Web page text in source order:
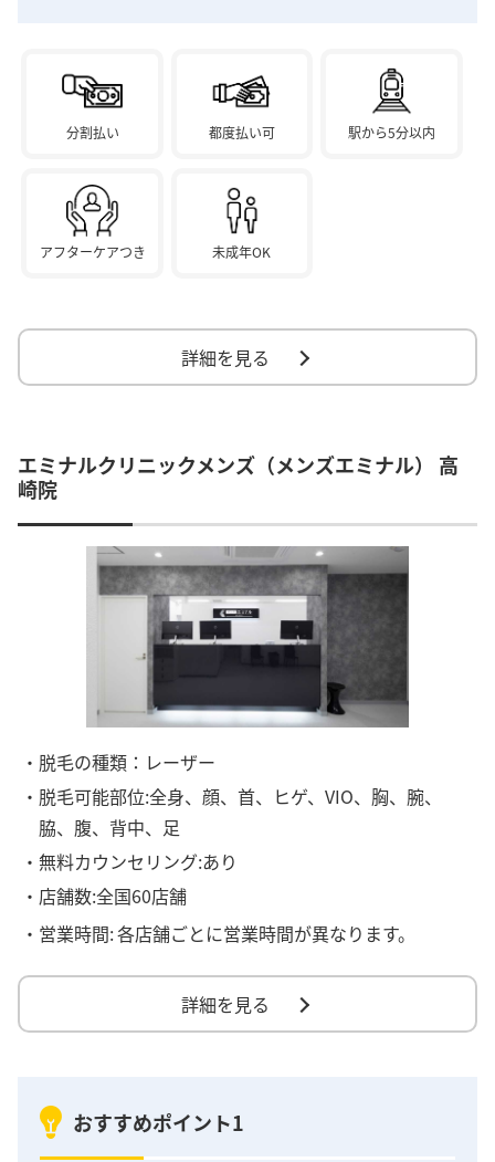
分割払い 都度払い可 駅から5分以内
アフターケアつき 未成年OK
詳細を見る
エミナルクリニックメンズ（メンズエミナル） 高
崎院
・脱毛の種類：レーザー
・脱毛可能部位:全身、顔、首、ヒゲ、VIO、胸、腕、
脇、腹、背中、足
・無料カウンセリング:あり
・店舗数:全国60店舗
・営業時間:各店舗ごとに営業時間が異なります。
詳細を見る
おすすめポイント1